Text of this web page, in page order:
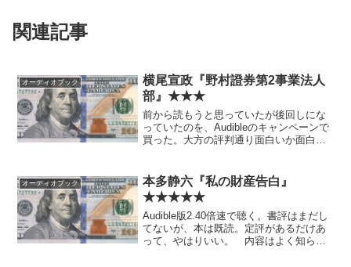
関連記事
オーディオブック
横尾宣政『野村證券第2事業法人
部』★★★
前から読もうと思っていたが後回しにな
っていたのを、Audibleのキャンペーンで
買った。大方の評判通り面白いか面白く
ク営業武勇伝でキレキレだった著者が、
後半のオリンパス...
オーディオブック
本多静六『私の財産告白』
★★★★★
Audible版2.40倍速で聴く。書評はまだし
てないが、本は既読。定評があるだけあ
って、やはりいい。 内容はよく知られ